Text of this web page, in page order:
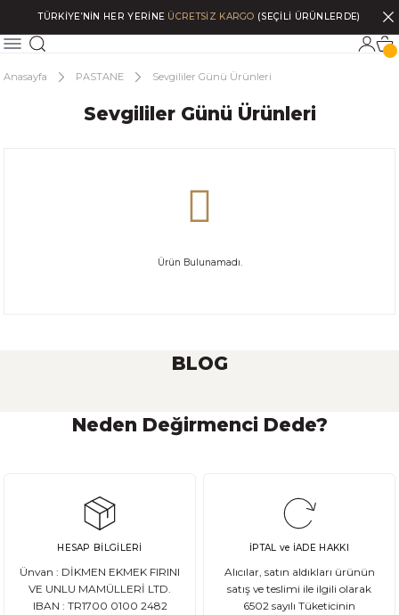
TÜRKİYE’NİN HER YERİNE ÜCRETSİZ KARGO (SEÇİLİ ÜRÜNLERDE)
Anasayfa PASTANE Sevgililer Günü Ürünleri
Sevgililer Günü Ürünleri
Ürün Bulunamadı.
BLOG
Ekşi Maya Nasıl Beslenmeli ve Saklanmalı?
Ata Tohum Nedir?
Neden Değirmenci Dede?
HESAP BİLGİLERİ
Ünvan : DİKMEN EKMEK FIRINI
VE UNLU MAMÜLLERİ LTD.
IBAN : TR1700 0100 2482
İPTAL ve İADE HAKKI
Alıcılar, satın aldıkları ürünün
satış ve teslimi ile ilgili olarak
6502 sayılı Tüketicinin